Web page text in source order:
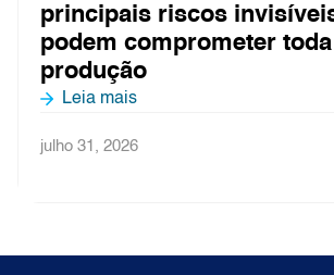
principais riscos
podem comprometer
produção
Leia mais
julho 31, 2026